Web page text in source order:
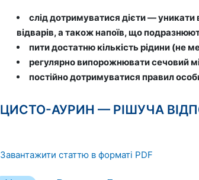
слід дотримуватися дієти — уникати
відварів, а також напоїв, що
пити достатню кількість рідини (не
регулярно випорожнювати сечовий
постійно дотримуватися правил
ЦИСТО-АУРИН — РІШУЧА
Завантажити статтю в форматі PDF